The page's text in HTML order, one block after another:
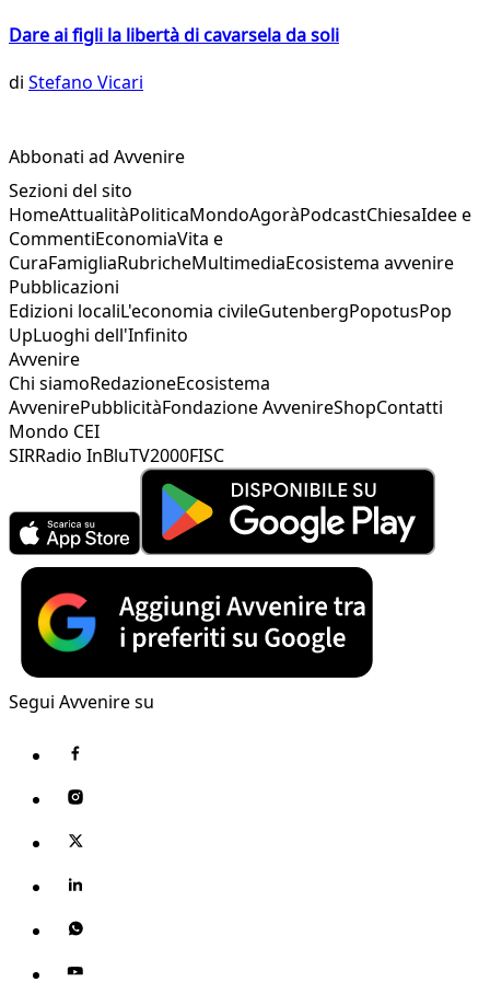
Dare ai figli la libertà di cavarsela da soli
di Stefano Vicari
Abbonati ad Avvenire
Sezioni del sito
HomeAttualitàPoliticaMondoAgoràPodcastChiesaIdee e
CommentiEconomiaVita e
CuraFamigliaRubricheMultimediaEcosistema avvenire
Pubblicazioni
Edizioni localiL'economia civileGutenbergPopotusPop
UpLuoghi dell'Infinito
Avvenire
Chi siamoRedazioneEcosistema
AvvenirePubblicitàFondazione AvvenireShopContatti
Mondo CEI
SIRRadio InBluTV2000FISC
Segui Avvenire su